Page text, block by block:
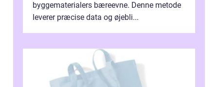
byggematerialers bæreevne. Denne metode
leverer præcise data og øjebli...